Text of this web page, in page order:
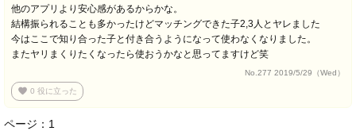
他のアプリより安心感があるからかな。
結構振られることも多かったけどマッチングできた子2,3人とヤレました
今はここで知り合った子と付き合うようになって使わなくなりました。
またヤリまくりたくなったら使おうかなと思ってますけど笑
No.277 2019/5/29（Wed）
favorite 0 役に立った
ページ：1